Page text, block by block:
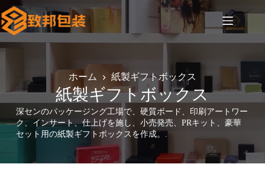
ン
テ
ン
キ
ッ
ホーム 紙製ギフトボックス
紙製ギフトボックス
深センのパッケージング工場で、硬質ボード、印刷アートワー
ク、インサート、仕上げを施し、小売発売、PRキット、豪華
セット用の紙製ギフトボックスを作成。.